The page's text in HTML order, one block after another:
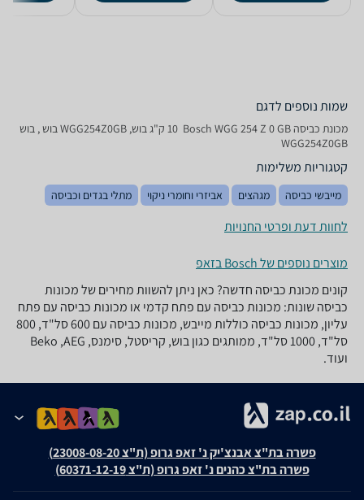
שמות נוספים לדגם
מכונת כביסה Bosch WGG 254 Z 0 GB ‏ 10 ‏ק"ג בוש, WGG254Z0GB בוש , בוש
WGG254Z0GB
קטגוריות משלימות
מייבשי כביסה מגהצים אביזרי וחומרי ניקוי מתלי בגדים וכביסה
לחוות דעת ופרטי החנויות
מוצרים נוספים של Bosch בזאפ
קונים מכונת כביסה חדשה? כאן ניתן להשוות מחירים של מכונות
כביסה שונות: מכונות כביסה עם פתח קדמי או מכונות כביסה עם פתח
עליון, מכונות כביסה כוללות מייבש, מכונות כביסה עם 600 סל"ד, 800
סל"ד, 1000 סל"ד, ממותגים כגון בוש, קריסטל, סימנס, Beko ,AEG
ועוד.
פשרה בת"צ אבנצ'יק נ' זאפ גרופ (ת"צ 23008-08-20)
פשרה בת"צ כהנים נ' זאפ גרופ (ת"צ 60371-12-19)